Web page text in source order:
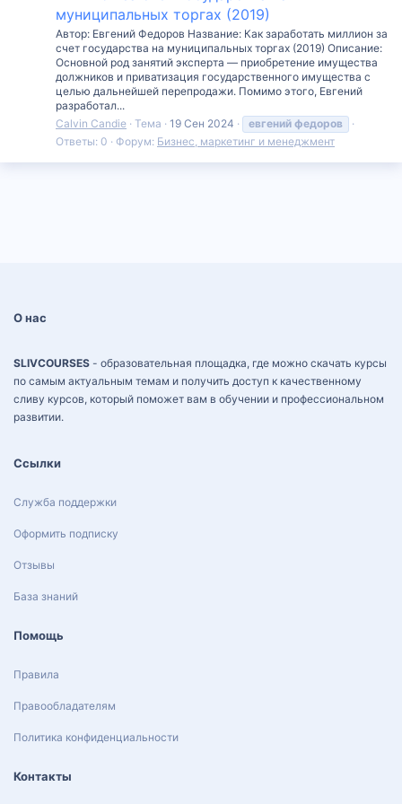
муниципальных торгах (2019)
Автор: Евгений Федоров Название: Как заработать миллион за
счет государства на муниципальных торгах (2019) Описание:
Основной род занятий эксперта — приобретение имущества
должников и приватизация государственного имущества с
целью дальнейшей перепродажи. Помимо этого, Евгений
разработал...
Calvin Candie Тема 19 Сен 2024 евгений федоров
Ответы: 0
Форум: Бизнес, маркетинг и менеджмент
О нас
SLIVCOURSES - образовательная площадка, где можно скачать курсы
по самым актуальным темам и получить доступ к качественному
сливу курсов, который поможет вам в обучении и профессиональном
развитии.
Ссылки
Служба поддержки
Оформить подписку
Отзывы
База знаний
Помощь
Правила
Правообладателям
Политика конфиденциальности
Контакты